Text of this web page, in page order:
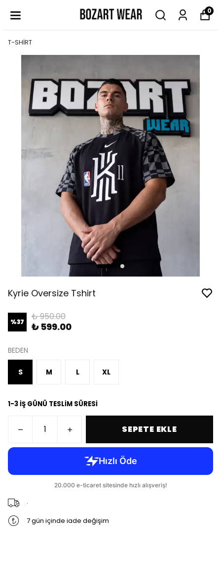
0
T-SHİRT
Kyrie Oversize Tshirt
%37 ₺ 950.00
₺ 599.00
BEDEN
S M L XL
1-3 İŞ GÜNÜ TESLİM SÜRESİ
SEPETE EKLE
.
7 gün içinde iade değişim